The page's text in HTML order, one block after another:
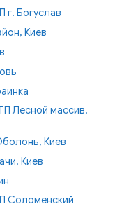
г. Богуслав
Киев
Лесной массив,
Киев
Киев
Соломенский